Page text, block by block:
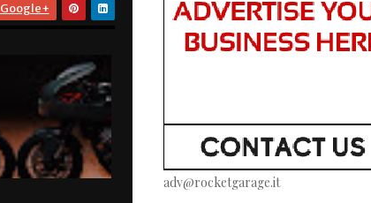
Google+
adv@rocketgarage.it